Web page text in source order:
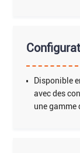
Disponible
avec des
une gamme